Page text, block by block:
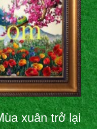
xuân trở lại